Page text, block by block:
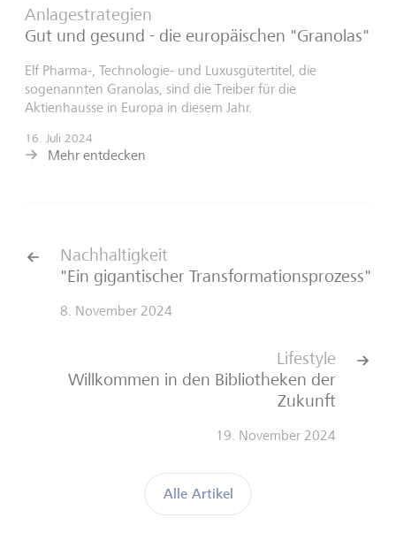
Anlagestrategien
Gut und gesund - die europäischen "Granolas"
Elf Pharma-, Technologie- und Luxusgütertitel, die
sogenannten Granolas, sind die Treiber für die
Aktienhausse in Europa in diesem Jahr.
16. Juli 2024
Mehr entdecken
Nachhaltigkeit
"Ein gigantischer Transformationsprozess"
8. November 2024
Alle Artikel
Lifestyle
Willkommen in den Bibliotheken der
Zukunft
19. November 2024